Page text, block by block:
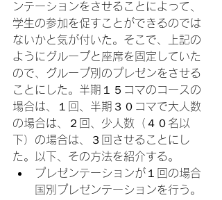
ンテーションをさせることによって、
学生の参加を促すことができるのでは
ないかと気が付いた。そこで、上記の
ようにグループと座席を固定していた
ので、グループ別のプレゼンをさせる
ことにした。半期１５コマのコースの
場合は、１回、半期３０コマで大人数
の場合は、２回、少人数（４０名以
下）の場合は、３回させることにし
た。以下、その方法を紹介する。
プレゼンテーションが１回の場合
国別プレゼンテーションを行う。